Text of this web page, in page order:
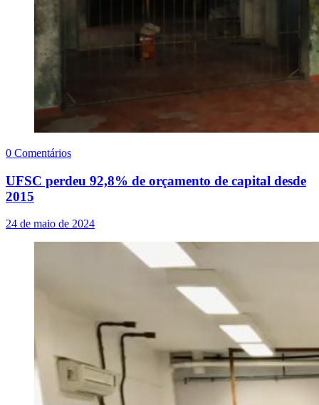
0 Comentários
UFSC perdeu 92,8% de orçamento de capital desde
2015
24 de maio de 2024